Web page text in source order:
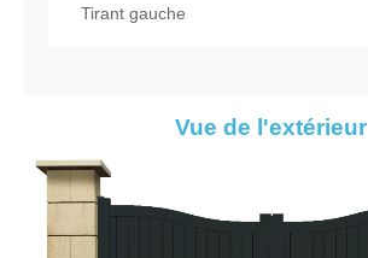
Tirant gauche
Vue de l'extérieur